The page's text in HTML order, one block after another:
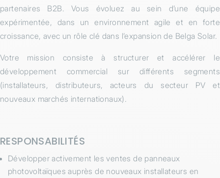
partenaires B2B. Vous évoluez au sein d’une équipe
expérimentée, dans un environnement agile et en forte
croissance, avec un rôle clé dans l’expansion de Belga Solar.
Votre mission consiste à structurer et accélérer le
développement commercial sur différents segments
(installateurs, distributeurs, acteurs du secteur PV et
nouveaux marchés internationaux).
RESPONSABILITÉS
Développer activement les ventes de panneaux
photovoltaïques auprès de nouveaux installateurs en